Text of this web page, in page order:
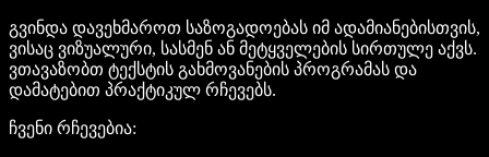
გვინდა დავეხმაროთ საზოგადოებას იმ ადამიანებისთვის,
ვისაც ვიზუალური, სასმენ ან მეტყველების სირთულე აქვს.
ვთავაზობთ ტექსტის გახმოვანების პროგრამას და
დამატებით პრაქტიკულ რჩევებს.
ჩვენი რჩევებია: